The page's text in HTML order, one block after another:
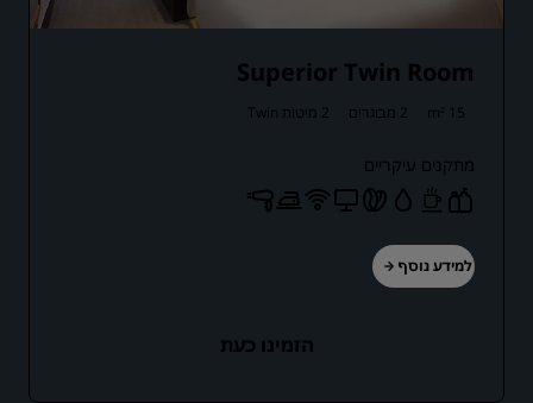
Superior Twin Room
15 m² 2 מבוגרים 2 מיטות Twin
מתקנים עיקריים
למידע נוסף
הזמינו כעת